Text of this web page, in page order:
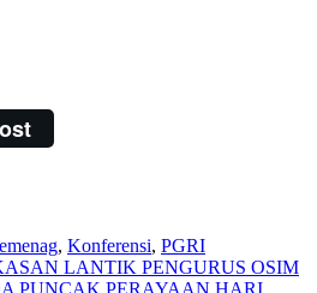
, Konferensi, PGRI
LANTIK PENGURUS OSIM